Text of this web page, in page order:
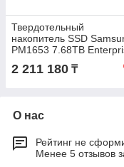
Твердотельный
накопитель SSD
PM1653 7.68TB
2.5” SAS 24Gb/s,
R4200/W3700
2 211 180 ₸
О нас
Рейтинг не
Менее 5 отзывов